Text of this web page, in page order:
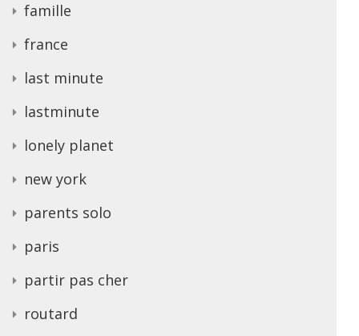
famille
france
last minute
lastminute
lonely planet
new york
parents solo
paris
partir pas cher
routard